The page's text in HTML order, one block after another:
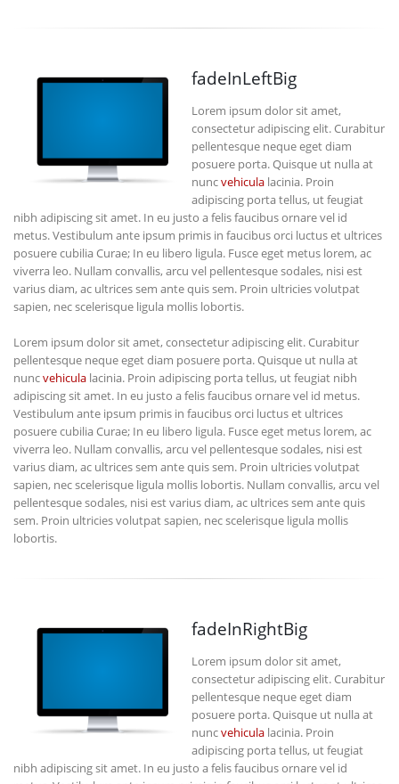
fadeInLeftBig
Lorem ipsum dolor sit amet,
consectetur adipiscing elit. Curabitur
pellentesque neque eget diam
posuere porta. Quisque ut nulla at
nuncvehicula lacinia. Proin
adipiscing porta tellus, ut feugiat
nibh adipiscing sit amet. In eu justo a felis faucibus ornare vel id
metus. Vestibulum ante ipsum primis in faucibus orci luctus et ultrices
posuere cubilia Curae; In eu libero ligula. Fusce eget metus lorem, ac
viverra leo. Nullam convallis, arcu vel pellentesque sodales, nisi est
varius diam, ac ultrices sem ante quis sem. Proin ultricies volutpat
sapien, nec scelerisque ligula mollis lobortis.
Lorem ipsum dolor sit amet, consectetur adipiscing elit. Curabitur
pellentesque neque eget diam posuere porta. Quisque ut nulla at
nuncvehicula lacinia. Proin adipiscing porta tellus, ut feugiat nibh
adipiscing sit amet. In eu justo a felis faucibus ornare vel id metus.
Vestibulum ante ipsum primis in faucibus orci luctus et ultrices
posuere cubilia Curae; In eu libero ligula. Fusce eget metus lorem, ac
viverra leo. Nullam convallis, arcu vel pellentesque sodales, nisi est
varius diam, ac ultrices sem ante quis sem. Proin ultricies volutpat
sapien, nec scelerisque ligula mollis lobortis. Nullam convallis, arcu vel
pellentesque sodales, nisi est varius diam, ac ultrices sem ante quis
sem. Proin ultricies volutpat sapien, nec scelerisque ligula mollis
lobortis.
fadeInRightBig
Lorem ipsum dolor sit amet,
consectetur adipiscing elit. Curabitur
pellentesque neque eget diam
posuere porta. Quisque ut nulla at
nuncvehicula lacinia. Proin
adipiscing porta tellus, ut feugiat
nibh adipiscing sit amet. In eu justo a felis faucibus ornare vel id